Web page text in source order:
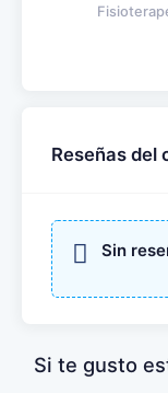
Reseñas del
Sin
Si te gusto